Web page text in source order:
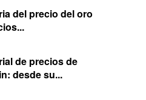
del precio del oro
de precios de
desde su...